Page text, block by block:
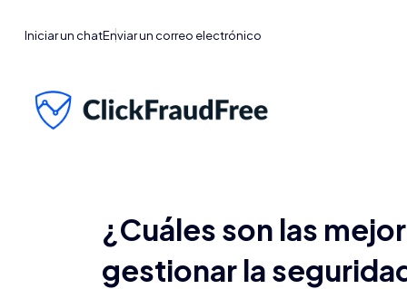
Iniciar un chatEnviar un correo electrónico
¿Cuáles son las
gestionar la